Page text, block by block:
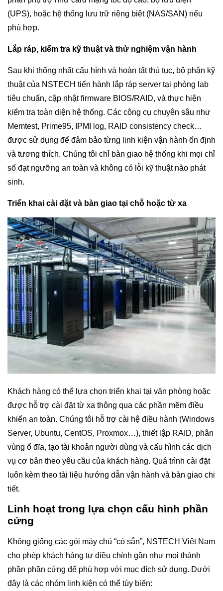
(UPS), hoặc hệ thống lưu trữ riêng biệt (NAS/SAN) nếu
phù hợp.
Lắp ráp, kiểm tra kỹ thuật và thử nghiệm vận hành
Sau khi thống nhất cấu hình và hoàn tất thủ tục, bộ phận kỹ
thuật của NSTECH tiến hành lắp ráp server tại phòng lab
tiêu chuẩn, cập nhật firmware BIOS/RAID, và thực hiện
kiểm tra toàn diện hệ thống. Các công cụ chuyên sâu như
Memtest, Prime95, IPMI log, RAID consistency check…
được sử dụng để đảm bảo từng linh kiện vận hành ổn định
và tương thích. Chúng tôi chỉ bàn giao hệ thống khi mọi chỉ
số đạt ngưỡng an toàn và không có lỗi kỹ thuật nào phát
sinh.
Triển khai cài đặt và bàn giao tại chỗ hoặc từ xa
Khách hàng có thể lựa chọn triển khai tại văn phòng hoặc
được hỗ trợ cài đặt từ xa thông qua các phần mềm điều
khiển an toàn. Chúng tôi hỗ trợ cài hệ điều hành (Windows
Server, Ubuntu, CentOS, Proxmox…), thiết lập RAID, phân
vùng ổ đĩa, tạo tài khoản người dùng và cấu hình các dịch
vụ cơ bản theo yêu cầu của khách hàng. Quá trình cài đặt
luôn kèm theo tài liệu hướng dẫn vận hành và bàn giao chi
tiết.
Linh hoạt trong lựa chọn cấu hình phần
cứng
Không giống các gói máy chủ “có sẵn”, NSTECH Việt Nam
cho phép khách hàng tự điều chỉnh gần như mọi thành
phần phần cứng để phù hợp với mục đích sử dụng. Dưới
đây là các nhóm linh kiện có thể tùy biến: